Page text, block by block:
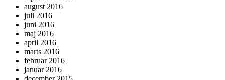
august 2016
juli 2016
juni 2016
maj 2016
april 2016
marts 2016
februar 2016
januar 2016